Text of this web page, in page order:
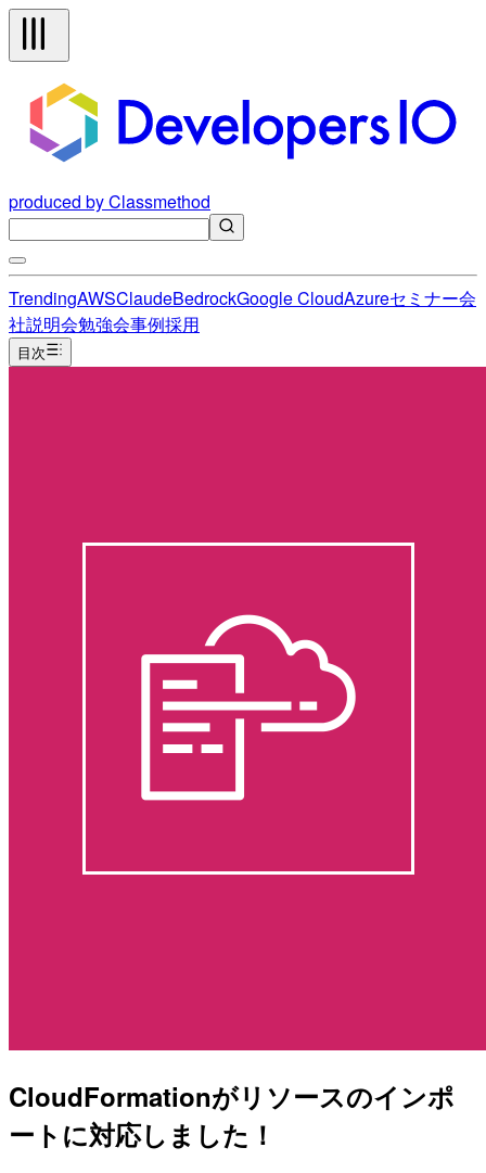
produced by Classmethod
TrendingAWSClaudeBedrockGoogle CloudAzureセミナー会
社説明会勉強会事例採用
目次
CloudFormationがリソースのインポ
ートに対応しました！